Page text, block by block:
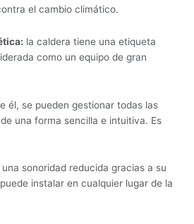
el cambio climático.
la caldera tiene una etiqueta
como un equipo de gran
él, se pueden gestionar todas las
una forma sencilla e intuitiva. Es
sonoridad reducida gracias a su
instalar en cualquier lugar de la